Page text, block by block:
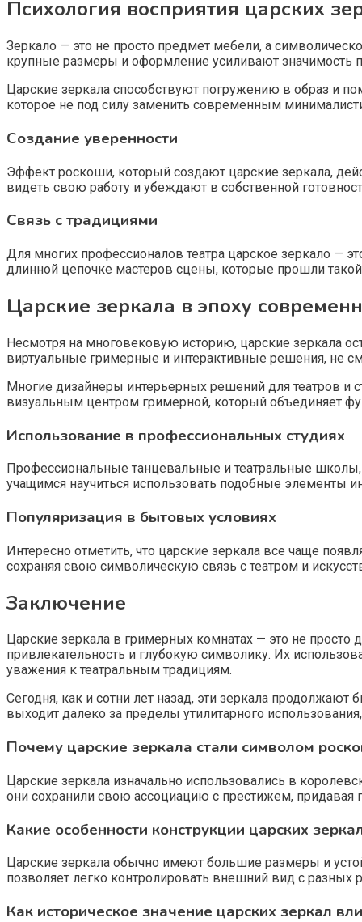
Психология восприятия царских
Зеркало — это не просто предмет мебели, а
крупные размеры и оформление усиливают значимость
Царские зеркала способствуют погружению в образ и
которое не под силу заменить современным
Создание уверенности
Эффект роскоши, который создают царские зеркала,
видеть свою работу и убеждают в собственной
Связь с традициями
Для многих профессионалов театра царское зеркало —
длинной цепочке мастеров сцены, которые прошли
Царские зеркала в эпоху
Несмотря на многовековую историю, царские зеркала
виртуальные гримерные и интерактивные решения, не
Многие дизайнеры интерьерных решений для театров и
визуальным центром гримерной, который объединяет
Использование в профессиональных студиях
Профессиональные танцевальные и театральные
учащимся научиться использовать подобные элементы
Популяризация в бытовых условиях
Интересно отметить, что царские зеркала все чаще
сохраняя свою символическую связь с театром и
Заключение
Царские зеркала в гримерных комнатах — это не просто
привлекательность и глубокую символику. Их
уважения к театральным традициям.
Сегодня, как и сотни лет назад, эти зеркала
выходит далеко за пределы утилитарного
Почему царские зеркала стали символом
Царские зеркала изначально использовались в
они сохранили свою ассоциацию с престижем, придавая
Какие особенности конструкции царских
Царские зеркала обычно имеют большие размеры и
позволяет легко контролировать внешний вид с разных
Как историческое значение царских зеркал